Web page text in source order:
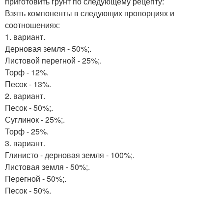
Взять компоненты в следующих пропорциях и
соотношениях:
1. вариант.
Дерновая земля - 50%;.
Листовой перегной - 25%;.
Торф - 12%.
Песок - 13%.
2. вариант.
Песок - 50%;.
Суглинок - 25%;.
Торф - 25%.
3. вариант.
Глинисто - дерновая земля - 100%;.
Листовая земля - 50%;.
Перегной - 50%;.
Песок - 50%.